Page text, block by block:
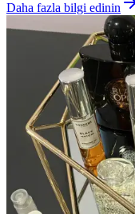
Daha fazla bilgi edinin